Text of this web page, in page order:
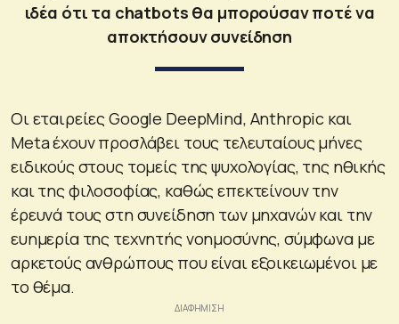
ιδέα ότι τα chatbots θα μπορούσαν ποτέ να
αποκτήσουν συνείδηση
Οι εταιρείες Google DeepMind, Anthropic και
Meta έχουν προσλάβει τους τελευταίους μήνες
ειδικούς στους τομείς της ψυχολογίας, της ηθικής
και της φιλοσοφίας, καθώς επεκτείνουν την
έρευνά τους στη συνείδηση των μηχανών και την
ευημερία της τεχνητής νοημοσύνης, σύμφωνα με
αρκετούς ανθρώπους που είναι εξοικειωμένοι με
το θέμα.